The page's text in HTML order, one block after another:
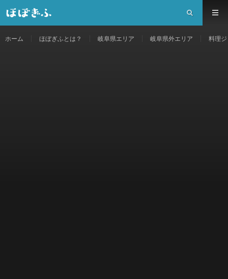
ホーム ほぼぎふとは？ 岐阜県エリア 岐阜県外エリア 料理